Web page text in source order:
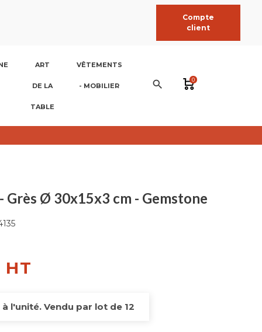
Compte
client
ART
DE LA
TABLE
VÊTEMENTS
- MOBILIER search 0
Grès Ø 30x15x3 cm - Gemstone
l'unité. Vendu par lot de 12